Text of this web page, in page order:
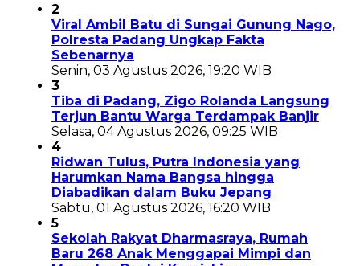
2
Viral Ambil Batu di Sungai Gunung Nago,
Polresta Padang Ungkap Fakta
Sebenarnya
Senin, 03 Agustus 2026, 19:20 WIB
3
Tiba di Padang, Zigo Rolanda Langsung
Terjun Bantu Warga Terdampak Banjir
Selasa, 04 Agustus 2026, 09:25 WIB
4
Ridwan Tulus, Putra Indonesia yang
Harumkan Nama Bangsa hingga
Diabadikan dalam Buku Jepang
Sabtu, 01 Agustus 2026, 16:20 WIB
5
Sekolah Rakyat Dharmasraya, Rumah
Baru 268 Anak Menggapai Mimpi dan